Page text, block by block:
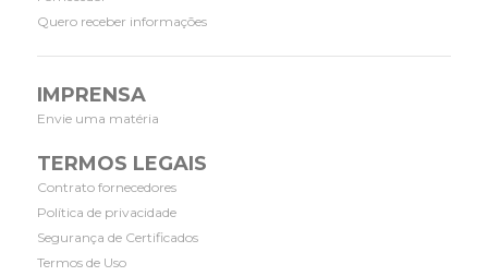
Quero receber informações
IMPRENSA
Envie uma matéria
TERMOS LEGAIS
Contrato fornecedores
Política de privacidade
Segurança de Certificados
Termos de Uso